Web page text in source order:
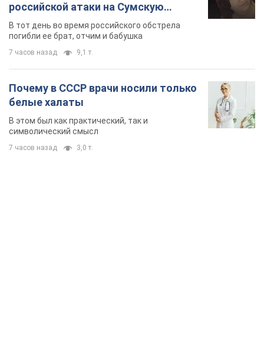
российской атаки на Сумскую
область. Фото
В тот день во время российского обстрела
погибли ее брат, отчим и бабушка
7 часов назад 9,1 т.
Почему в СССР врачи носили только
белые халаты
В этом был как практический, так и
символический смысл
7 часов назад 3,0 т.